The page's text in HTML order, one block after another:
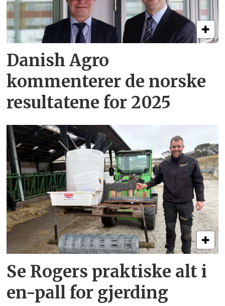
Danish Agro
kommenterer de norske
resultatene for 2025
Se Rogers praktiske alt i
en-pall for gjerding